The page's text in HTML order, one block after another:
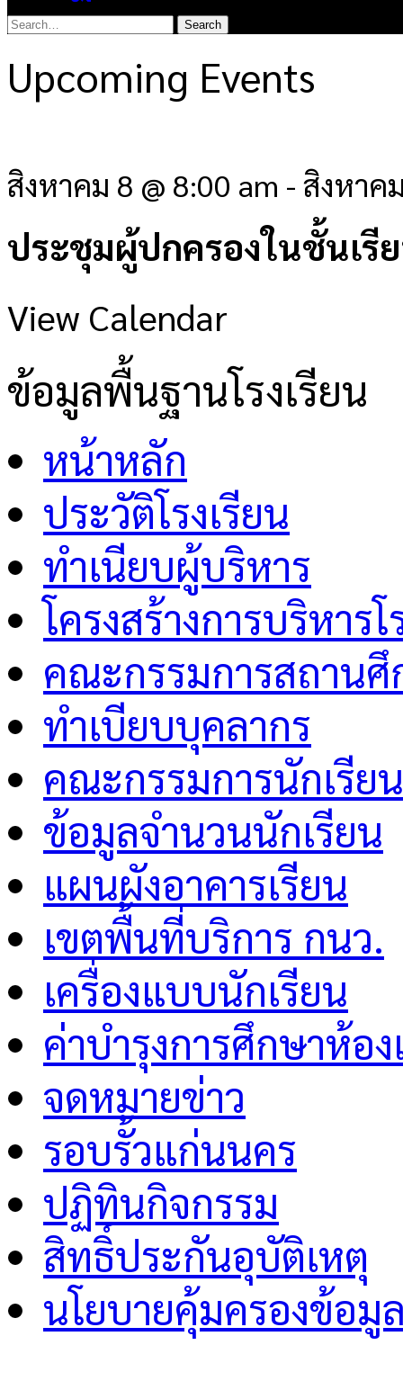
Upcoming Events
สิงหาคม 8 @ 8:00 am - สิงหาค
ประชุมผู้ปกครองในชั้นเรี
View Calendar
ข้อมูลพื้นฐานโรงเรียน
หน้าหลัก
ประวัติโรงเรียน
ทำเนียบผู้บริหาร
โครงสร้างการบริหารโ
คณะกรรมการสถาน
ทำเบียบบุคลากร
คณะกรรมการนักเรียน
ข้อมูลจำนวนนักเรียน
แผนผังอาคารเรียน
เขตพื้นที่บริการ กนว.
เครื่องแบบนักเรียน
ค่าบำรุงการศึกษาห้อ
จดหมายข่าว
รอบรั้วแก่นนคร
ปฏิทินกิจกรรม
สิทธิ์ประกันอุบัติเหตุ
นโยบายคุ้มครองข้อ